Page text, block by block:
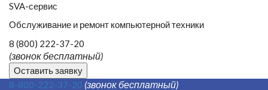
SVA-сервис
Обслуживание и ремонт компьютерной техники
8 (800) 222-37-20
(звонок бесплатный)
Оставить заявку
8-800-222-37-20 (звонок бесплатный)